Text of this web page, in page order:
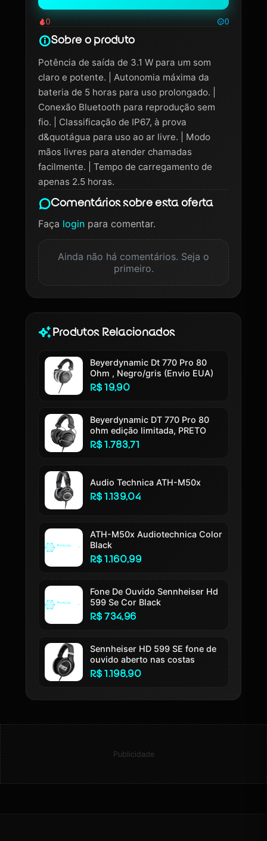
0 0
Sobre o produto
Potência de saída de 3.1 W para um som
claro e potente. | Autonomia máxima da
bateria de 5 horas para uso prolongado. |
Conexão Bluetooth para reprodução sem
fio. | Classificação de IP67, à prova
d&quotágua para uso ao ar livre. | Modo
mãos livres para atender chamadas
facilmente. | Tempo de carregamento de
apenas 2.5 horas.
Comentários sobre esta oferta
Faça loginpara comentar.
Ainda não há comentários. Seja o
primeiro.
Produtos Relacionados
Beyerdynamic Dt 770 Pro 80
Ohm , Negro/gris (Envio EUA)
R$ 19,90
Beyerdynamic DT 770 Pro 80
ohm edição limitada, PRETO
R$ 1.783,71
Audio Technica ATH-M50x
R$ 1.139,04
ATH-M50x Audiotechnica Color
Black
R$ 1.160,99
Fone De Ouvido Sennheiser Hd
599 Se Cor Black
R$ 734,96
Sennheiser HD 599 SE fone de
ouvido aberto nas costas
R$ 1.198,90
Publicidade